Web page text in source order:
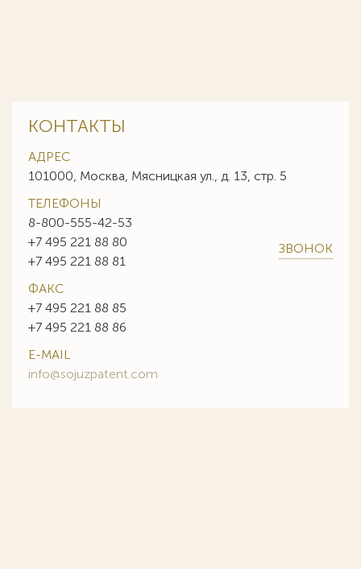
КОНТАКТЫ
АДРЕС
101000, Москва, Мясницкая ул., д. 13, стр. 5
ТЕЛЕФОНЫ
8-800-555-42-53
+7 495 221 88 80
+7 495 221 88 81
ЗВОНОК
ФАКС
+7 495 221 88 85
+7 495 221 88 86
E-MAIL
info@sojuzpatent.com